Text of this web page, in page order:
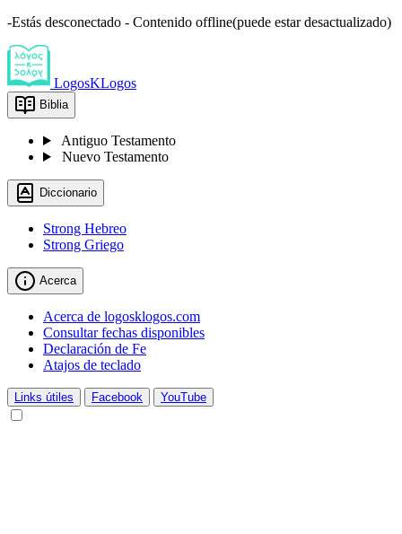
-Estás desconectado - Contenido offline(puede estar desactualizado)
LogosKLogos
Biblia
Antiguo Testamento
Nuevo Testamento
Diccionario
Strong Hebreo
Strong Griego
Acerca
Acerca de logosklogos.com
Consultar fechas disponibles
Declaración de Fe
Atajos de teclado
Links útiles Facebook YouTube